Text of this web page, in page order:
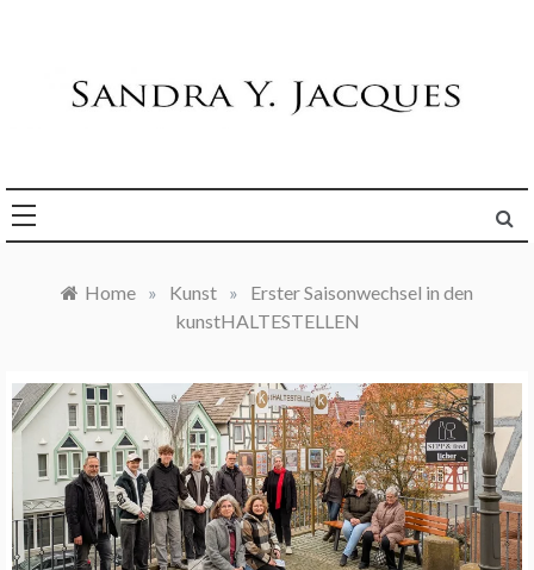
Home » Kunst »
Erster Saisonwechsel in den
kunstHALTESTELLEN